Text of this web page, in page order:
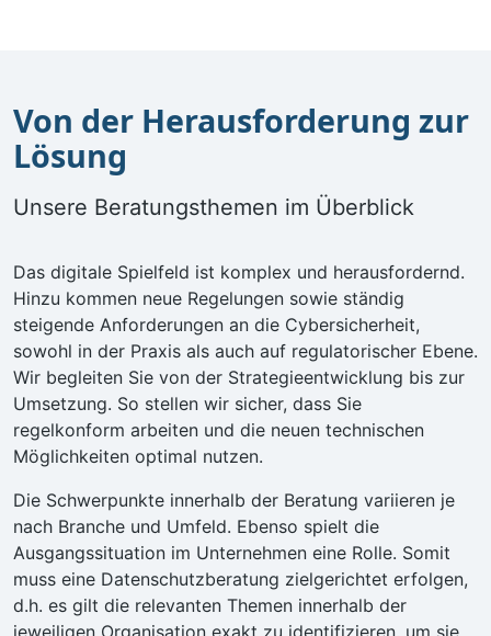
Von der Herausforderung zur
Lösung
Unsere Beratungsthemen im Überblick
Das digitale Spielfeld ist komplex und herausfordernd.
Hinzu kommen neue Regelungen sowie ständig
steigende Anforderungen an die Cybersicherheit,
sowohl in der Praxis als auch auf regulatorischer Ebene.
Wir begleiten Sie von der Strategieentwicklung bis zur
Umsetzung. So stellen wir sicher, dass Sie
regelkonform arbeiten und die neuen technischen
Möglichkeiten optimal nutzen.
Die Schwerpunkte innerhalb der Beratung variieren je
nach Branche und Umfeld. Ebenso spielt die
Ausgangssituation im Unternehmen eine Rolle. Somit
muss eine Datenschutzberatung zielgerichtet erfolgen,
d.h. es gilt die relevanten Themen innerhalb der